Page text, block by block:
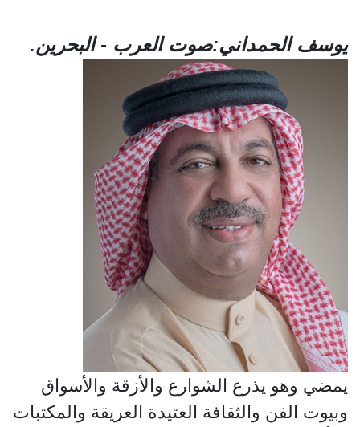
يوسف الحمداني:صوت العرب - البحرين.
يمضي وهو يذرع الشوارع والأزقة والأسواق
وبيوت الفن والثقافة العتيدة العريقة والمكتبات